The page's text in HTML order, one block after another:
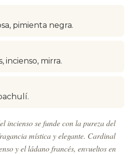
pimienta negra.
incienso, mirra.
incienso se funde con la pureza del
mística y elegante. Cardinal
y el ládano francés, envueltos en